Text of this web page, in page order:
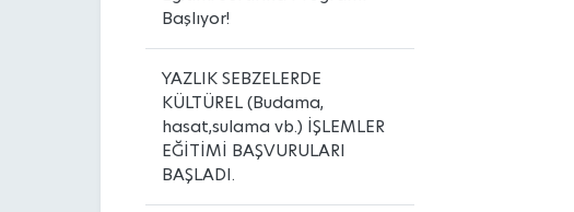
Başlıyor!
YAZLIK SEBZELERDE
KÜLTÜREL (Budama,
hasat,sulama vb.) İŞLEMLER
EĞİTİMİ BAŞVURULARI
BAŞLADI.